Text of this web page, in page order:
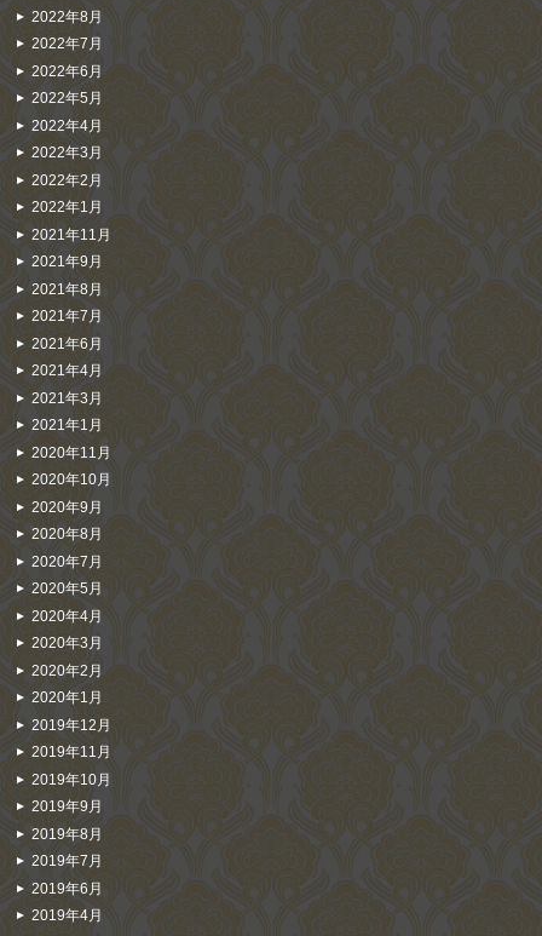
2022年8月
2022年7月
2022年6月
2022年5月
2022年4月
2022年3月
2022年2月
2022年1月
2021年11月
2021年9月
2021年8月
2021年7月
2021年6月
2021年4月
2021年3月
2021年1月
2020年11月
2020年10月
2020年9月
2020年8月
2020年7月
2020年5月
2020年4月
2020年3月
2020年2月
2020年1月
2019年12月
2019年11月
2019年10月
2019年9月
2019年8月
2019年7月
2019年6月
2019年4月